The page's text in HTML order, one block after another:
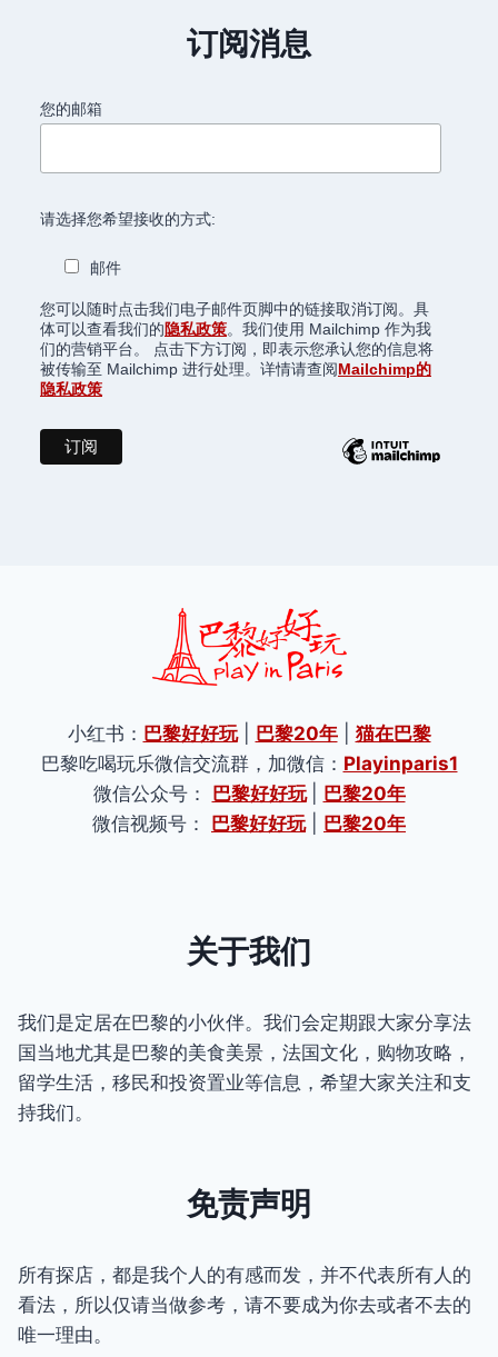
订阅消息
您的邮箱
请选择您希望接收的方式:
邮件
您可以随时点击我们电子邮件页脚中的链接取消订阅。具
体可以查看我们的隐私政策。我们使用 Mailchimp 作为我
们的营销平台。 点击下方订阅，即表示您承认您的信息将
被传输至 Mailchimp 进行处理。详情请查阅Mailchimp的
隐私政策
小红书： 巴黎好好玩| 巴黎20年| 猫在巴黎
巴黎吃喝玩乐微信交流群，加微信： Playinparis1
微信公众号： 巴黎好好玩
巴黎20年
微信视频号： 巴黎好好玩| 巴黎20年
关于我们
我们是定居在巴黎的小伙伴。我们会定期跟大家分享法
国当地尤其是巴黎的美食美景，法国文化，购物攻略，
留学生活，移民和投资置业等信息，希望大家关注和支
持我们。
免责声明
所有探店，都是我个人的有感而发，并不代表所有人的
看法，所以仅请当做参考，请不要成为你去或者不去的
唯一理由。